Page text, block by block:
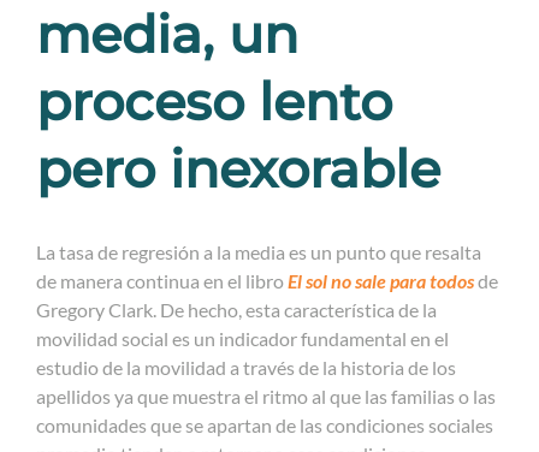
media, un
proceso lento
pero inexorable
La tasa de regresión a la media es un punto que resalta
de manera continua en el libroEl sol no sale para todosde
Gregory Clark. De hecho, esta característica de la
movilidad social es un indicador fundamental en el
estudio de la movilidad a través de la historia de los
apellidos ya que muestra el ritmo al que las familias o las
comunidades que se apartan de las condiciones sociales